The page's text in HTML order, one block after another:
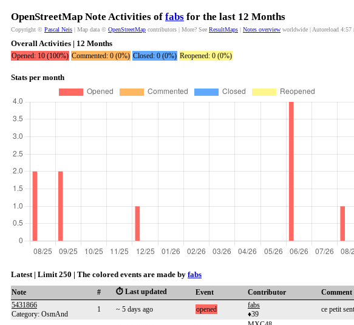
OpenStreetMap Note Activities of fabs for the last 12 Months
Copyright © Pascal Neis | Map data © OpenStreetMap contributors | More? See ResultMaps | Notes overview worldwide | Autoreload 4:57
Overall Activities | 12 Months
Opened: 10 (100%) Commented: 0 (0%) Closed: 0 (0%) Reopened: 0 (0%)
Stats per month
Latest | Limit 250 | The colored events are made by fabs
Note # ⏱️ Last updated Event Contributor
Comment
5431866
Category: OsmAnd
1 ~ 5 days ago opened
fabs
♦39
ce petit